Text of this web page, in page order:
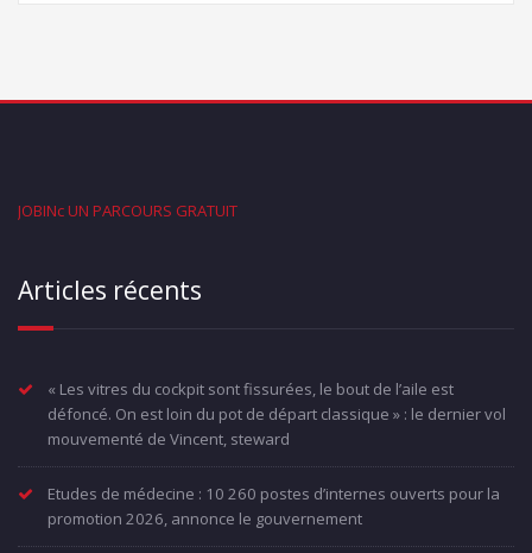
JOBINc UN PARCOURS GRATUIT
Articles récents
« Les vitres du cockpit sont fissurées, le bout de l’aile est
défoncé. On est loin du pot de départ classique » : le dernier vol
mouvementé de Vincent, steward
Etudes de médecine : 10 260 postes d’internes ouverts pour la
promotion 2026, annonce le gouvernement